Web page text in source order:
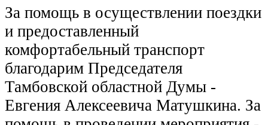
За помощь в осуществлении поездки
и предоставленный
комфортабельный транспорт
благодарим Председателя
Тамбовской областной Думы -
Евгения Алексеевича Матушкина. За